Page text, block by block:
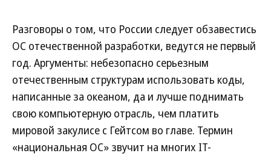
Разговоры о том, что России следует обзавестись
ОС отечественной разработки, ведутся не первый
год. Аргументы: небезопасно серьезным
отечественным структурам использовать коды,
написанные за океаном, да и лучше поднимать
свою компьютерную отрасль, чем платить
мировой закулисе с Гейтсом во главе. Термин
«национальная ОС» звучит на многих IT-